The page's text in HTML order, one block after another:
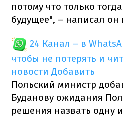
потому что только
будущее", – написал он
24 Канал – в
чтобы не потерять и
новости Добавить
Польский министр
Буданову ожидания
решения назвать одну